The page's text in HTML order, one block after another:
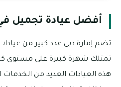
أفضل عيادة تجميل
تضم إمارة دبي عدد كبير من عيادات
تمتلك شهرة كبيرة على مستوى
هذه العيادات العديد من الخدمات